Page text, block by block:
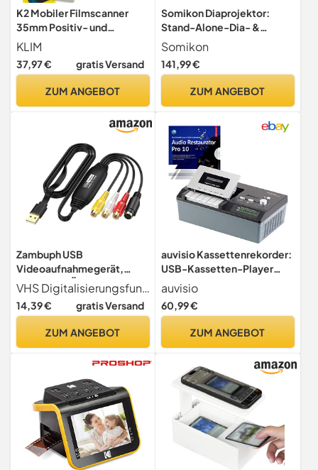
K2 Mobiler Filmscanner
35mm Positiv- und
Negativ-Diascanner
KLIM
37,97 € gratis Versand
ZUM ANGEBOT
Somikon Diaprojektor:
Stand-Alone-Dia- &
Negativscanner, 5"/12,5
cm IPS-Display, 22 MP,
HDMI (Negative Scanner,
Somikon
141,99 €
ZUM ANGEBOT
Zambuph USB
Videoaufnahmegerät,
müheloses Übertragen von
VHS auf DVD, VHS
Digitalisierungsgerät
Aufnahmekarte Vista
VHS Digitalisierungsfunktion Unsere Videoaufnahmekarte kann analoge Video und Audiosignale von VHS Videorekordern, tragbaren Kameras und anderen Geräten digitalisieren und an einen PC übertragen. Sie eignet sich zur Aufzeichnung und Archivierung verschiedener analoger Video und Audioquellen
14,39 € gratis Versand
ZUM ANGEBOT
auvisio Kassettenrekorder:
USB-Kassetten-Player
UCR-2200 zum Abspielen &
Digitalisieren (MC
digitalisieren,
auvisio
60,99 €
ZUM ANGEBOT